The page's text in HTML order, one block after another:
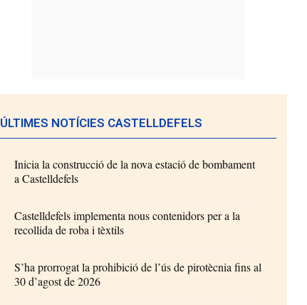
ÚLTIMES NOTÍCIES CASTELLDEFELS
Inicia la construcció de la nova estació de bombament
a Castelldefels
Castelldefels implementa nous contenidors per a la
recollida de roba i tèxtils
S’ha prorrogat la prohibició de l’ús de pirotècnia fins al
30 d’agost de 2026